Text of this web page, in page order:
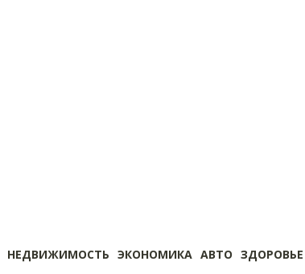
НЕДВИЖИМОСТЬ ЭКОНОМИКА АВТО ЗДОРОВЬЕ